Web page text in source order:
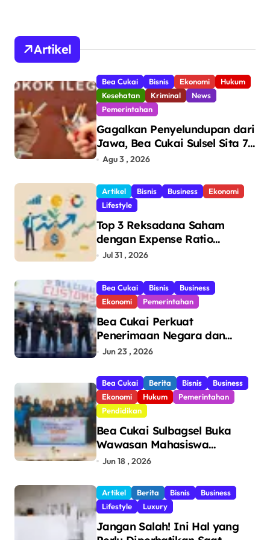
Artikel
Bea Cukai Bisnis Ekonomi
Hukum
Kesehatan
Kriminal
News
Pemerintahan
Gagalkan Penyelundupan dari
Jawa, Bea Cukai Sulsel Sita 7,8
Juta Batang Rokok Ilegal
Makassar
Agu 3 , 2026
Artikel Bisnis Business
Ekonomi
Lifestyle
Top 3 Reksadana Saham
dengan Expense Ratio
Terendah
Jul 31 , 2026
Bea Cukai Bisnis
Business
Ekonomi
Pemerintahan
Bea Cukai Perkuat
Penerimaan Negara dan
Pengawasan, Setor Rp123,8
Jun 23 , 2026
Bea Cukai Berita Bisnis
Business
Ekonomi
Hukum
Pemerintahan
Pendidikan
Bea Cukai Sulbagsel Buka
Wawasan Mahasiswa
Politeknik Bosowa tentang
dan Pencegahan Barang
Ilegal
Jun 18 , 2026
Artikel Berita Bisnis
Business
Lifestyle
Luxury
Jangan Salah! Ini Hal yang